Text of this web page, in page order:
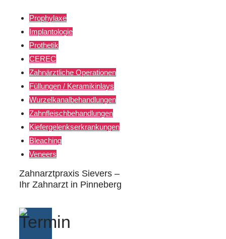
Prophylaxe
Implantologie
Prothetik
CEREC
Zahnärztliche Operationen
Füllungen / Keramikinlays
Wurzelkanalbehandlungen
Zahnfleischbehandlungen
Kiefergelenkserkrankungen
Bleaching
Veneers
Zahnarztpraxis Sievers –
Ihr Zahnarzt in Pinneberg